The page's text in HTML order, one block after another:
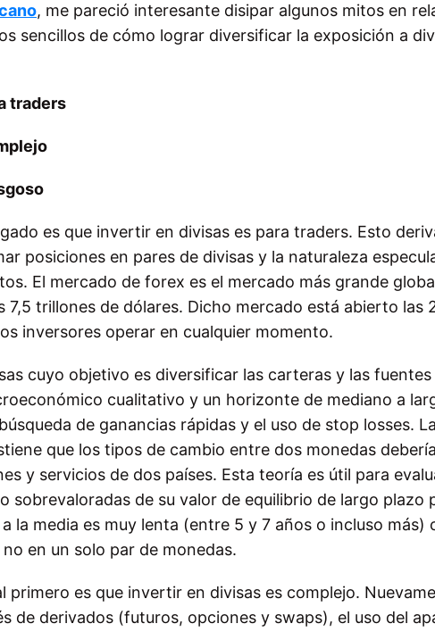
, me pareció interesante disipar algunos mitos en
sencillos de cómo lograr diversificar la exposición a
traders
es que invertir en divisas es para traders. Esto
posiciones en pares de divisas y la naturaleza
El mercado de forex es el mercado más grande
7,5 trillones de dólares. Dicho mercado está abierto las
inversores operar en cualquier momento.
cuyo objetivo es diversificar las carteras y las fuentes
cualitativo y un horizonte de mediano a
de ganancias rápidas y el uso de stop losses.
que los tipos de cambio entre dos monedas
y servicios de dos países. Esta teoría es útil para
sobrevaloradas de su valor de equilibrio de largo plazo
la media es muy lenta (entre 5 y 7 años o incluso más)
en un solo par de monedas.
primero es que invertir en divisas es complejo.
de derivados (futuros, opciones y swaps), el uso del